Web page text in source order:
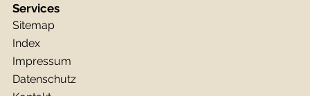
Services
Sitemap
Index
Impressum
Datenschutz